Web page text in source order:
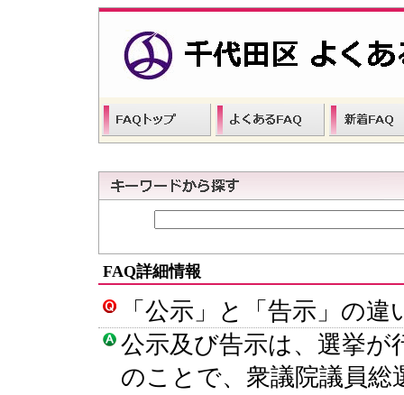
FAQ詳細情報
「公示」と「告示」の違
公示及び告示は、選挙
のことで、衆議院議員総